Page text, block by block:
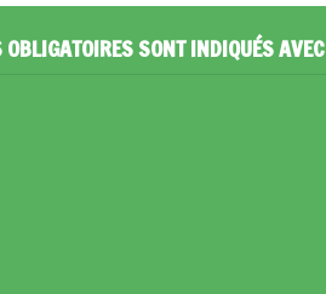
SONT INDIQUÉS AVEC